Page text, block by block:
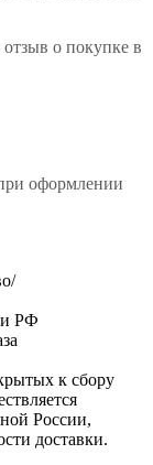
отзыв о покупке в
оформлении
и РФ
к сбору
России,
доставки.